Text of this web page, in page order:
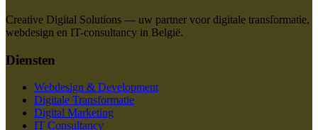
Creative Digital Solutions — uw partner voor digitale transformatie,
webdesign en IT-consultancy in België.
Diensten
Webdesign & Development
Digitale Transformatie
Digital Marketing
IT Consultancy